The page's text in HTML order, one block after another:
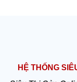
HỆ THỐNG